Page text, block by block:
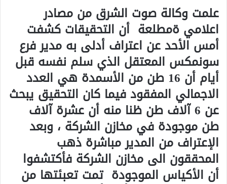
علمت وكالة صوت الشرق من مصادر
اعلامي ةمطلعة أن التحقيقات كشفت
أمس الأحد عن اعتراف أدلى به مدير فرع
سونمكس المعتقل الذي سلم نفسه قبل
أيام أن 16 طن من الأسمدة هي العدد
الاجمالي المفقود فيما كان التحقيق يبحث
عن 6 آلاف طن ظنا منه أن عشرة آلاف
طن موجودة في مخازن الشركة ، وبعد
الإعتراف من المدير مباشرة ذهب
المحققون الى مخازن الشركة فأكتشفوا
أن الأكياس الموجودة تمت تعبئتها من